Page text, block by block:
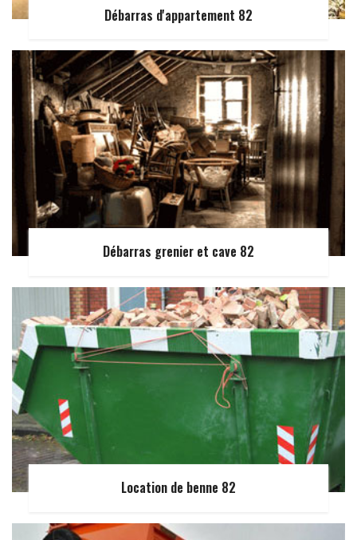
Débarras d'appartement 82
Débarras grenier et cave 82
Location de benne 82